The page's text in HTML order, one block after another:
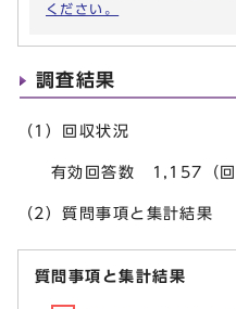
ください。
調査結果
（1）回収状況
有効回答数 1,157（回
（2）質問事項と集計結果
質問事項と集計結果